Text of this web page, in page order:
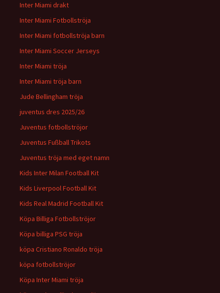
Inter Miami drakt
Inter Miami Fotbollströja
Inter Miami fotbollströja barn
Inter Miami Soccer Jerseys
Inter Miami tröja
Inter Miami tröja barn
Jude Bellingham tröja
juventus dres 2025/26
Juventus fotbollströjor
Juventus Fußball Trikots
Juventus tröja med eget namn
Kids Inter Milan Football Kit
Kids Liverpool Football Kit
Kids Real Madrid Football Kit
Köpa Billiga Fotbollströjor
Köpa billiga PSG tröja
köpa Cristiano Ronaldo tröja
köpa fotbollströjor
Köpa Inter Miami tröja